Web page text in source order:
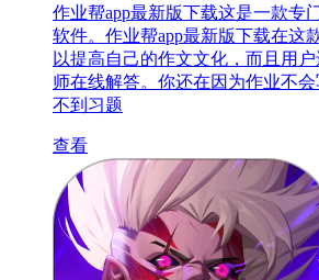
作业帮app最新版下载这是一款专
软件。作业帮app最新版下载在这
以提高自己的作文文化，而且用
师在线解答。你还在因为作业不
不到习题
查看